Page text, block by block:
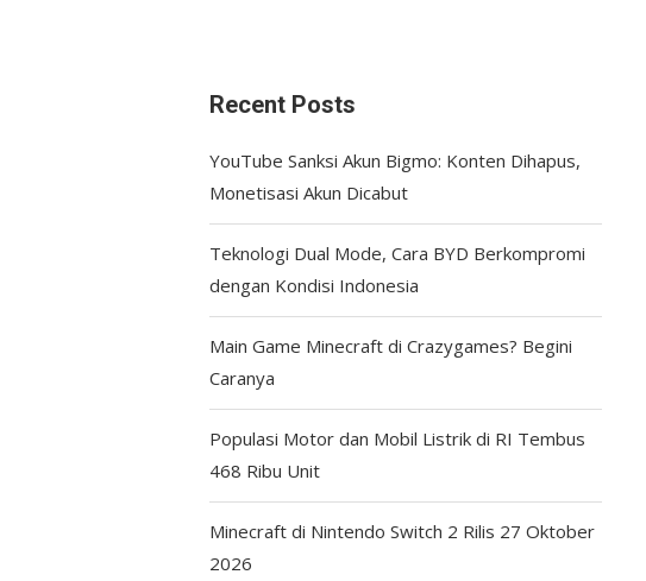
Recent Posts
YouTube Sanksi Akun Bigmo: Konten Dihapus,
Monetisasi Akun Dicabut
Teknologi Dual Mode, Cara BYD Berkompromi
dengan Kondisi Indonesia
Main Game Minecraft di Crazygames? Begini
Caranya
Populasi Motor dan Mobil Listrik di RI Tembus
468 Ribu Unit
Minecraft di Nintendo Switch 2 Rilis 27 Oktober
2026